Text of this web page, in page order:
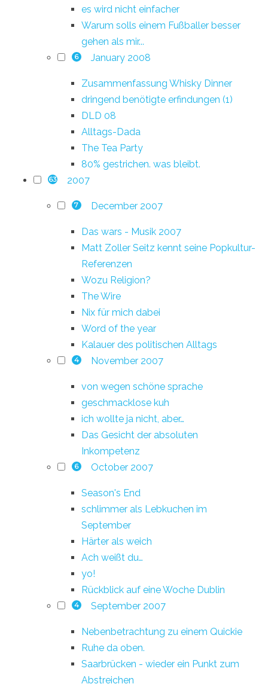
es wird nicht einfacher
Warum solls einem Fußballer besser
gehen als mir...
6 January 2008
Zusammenfassung Whisky Dinner
dringend benötigte erfindungen (1)
DLD 08
Alltags-Dada
The Tea Party
80% gestrichen. was bleibt.
63 2007
7 December 2007
Das wars - Musik 2007
Matt Zoller Seitz kennt seine Popkultur-
Referenzen
Wozu Religion?
The Wire
Nix für mich dabei
Word of the year
Kalauer des politischen Alltags
4 November 2007
von wegen schöne sprache
geschmacklose kuh
ich wollte ja nicht, aber…
Das Gesicht der absoluten
Inkompetenz
6 October 2007
Season's End
schlimmer als Lebkuchen im
September
Härter als weich
Ach weißt du…
yo!
Rückblick auf eine Woche Dublin
4 September 2007
Nebenbetrachtung zu einem Quickie
Ruhe da oben.
Saarbrücken - wieder ein Punkt zum
Abstreichen